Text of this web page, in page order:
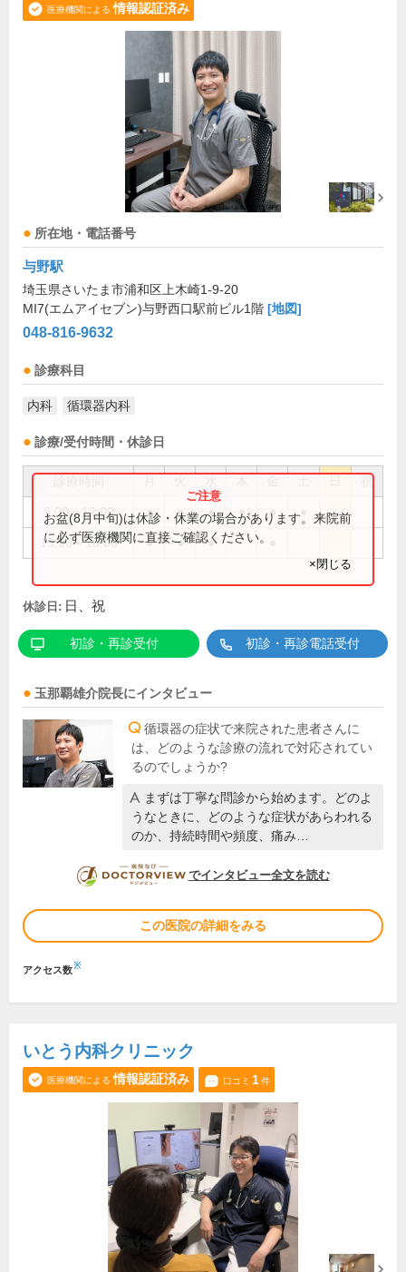
医療機関による 情報認証済み
所在地・電話番号
与野駅
埼玉県さいたま市浦和区上木崎1-9-20
MI7(エムアイセブン)与野西口駅前ビル1階 [地図]
048-816-9632
診療科目
内科 循環器内科
診療/受付時間・休診日
祝
9:00～12:00 ● ● ● ● ●
15:00～18:00 ● ● ●
お盆(8月中旬)は休診・休業の場合があります。来院前
に必ず医療機関に直接ご確認ください。
×閉じる
休診日: 日、祝
初診・再診受付 初診・再診電話受付
玉那覇雄介院長にインタビュー
循環器の症状で来院された患者さんに
は、どのような診療の流れで対応されてい
るのでしょうか?
まずは丁寧な問診から始めます。どのよ
うなときに、どのような症状があらわれる
のか、持続時間や頻度、痛み…
DOCTORVIEW
でインタビュー全文を読む
この医院の詳細をみる
アクセス数※
いとう内科クリニック
医療機関による 情報認証済み 口コミ 1件